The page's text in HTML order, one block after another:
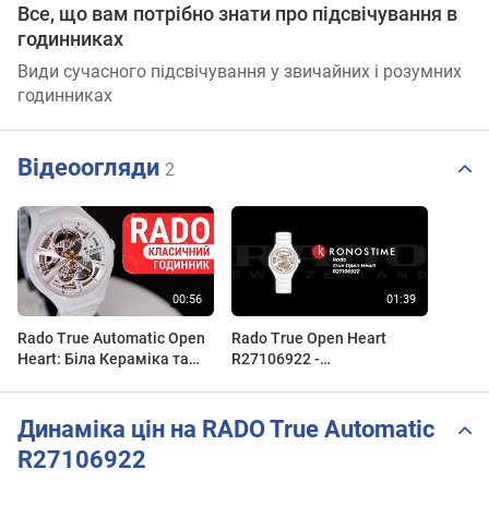
Все, що вам потрібно знати про підсвічування в
годинниках
Види сучасного підсвічування у звичайних і розумних
годинниках
Відеоогляди 2
Rado True Automatic Open
Heart: Біла Кераміка та
огляд DEKA
Rado True Open Heart
R27106922 -
Динаміка цін на RADO True Automatic
R27106922